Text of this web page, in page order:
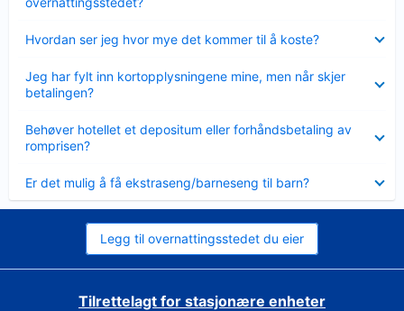
Hvordan ser jeg hvor mye det kommer til å koste?
mindre
Jeg har fylt inn kortopplysningene mine, men når skjer
betalingen?
mindre
Behøver hotellet et depositum eller forhåndsbetaling av
romprisen?
mindre
Er det mulig å få ekstraseng/barneseng til barn?
mindre
Legg til overnattingsstedet du eier
Tilrettelagt for stasjonære enheter